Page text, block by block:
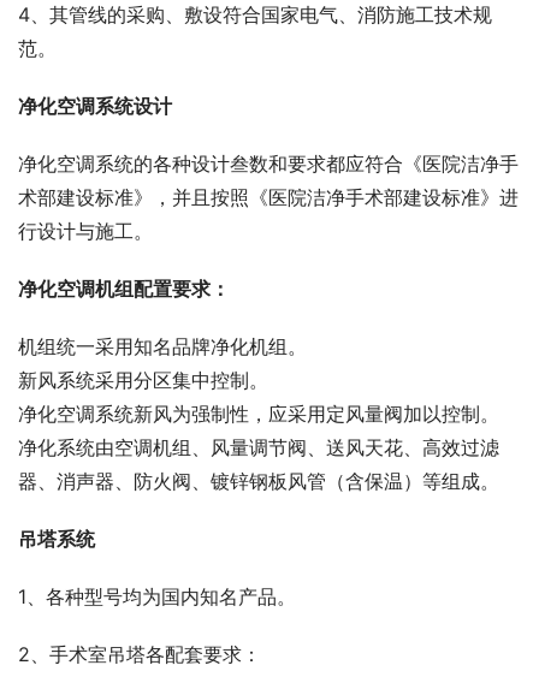
4、其管线的采购、敷设符合国家电气、消防施工技术规
范。
净化空调系统设计
净化空调系统的各种设计叁数和要求都应符合《医院洁净手
术部建设标准》，并且按照《医院洁净手术部建设标准》进
行设计与施工。
净化空调机组配置要求：
机组统一采用知名品牌净化机组。
新风系统采用分区集中控制。
净化空调系统新风为强制性，应采用定风量阀加以控制。
净化系统由空调机组、风量调节阀、送风天花、高效过滤
器、消声器、防火阀、镀锌钢板风管（含保温）等组成。
吊塔系统
1、各种型号均为国内知名产品。
2、手术室吊塔各配套要求：